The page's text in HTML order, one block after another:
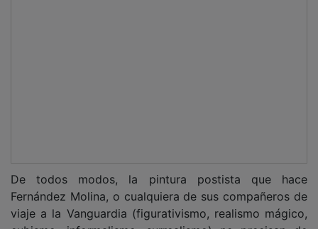
Fernández Molina, o cualquiera de sus compañeros de
viaje a la Vanguardia (figurativismo, realismo mágico,
cubismo, informalismo, surrealismo) no precisan de